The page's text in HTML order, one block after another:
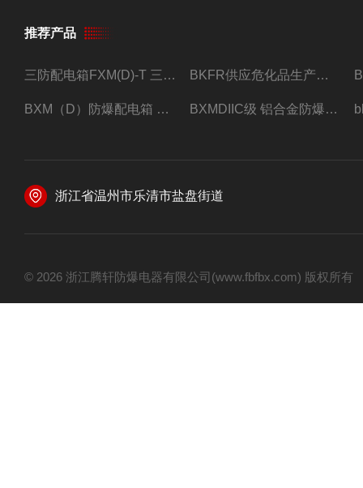
推荐产品
三防配电箱FXM(D)-T 三防型黑色工程塑料 BKFR供应危化品生产车间1.5匹2匹3匹5匹防爆空调
BXM（D）防爆配电箱 防爆照明动力箱厂家 定做 BXMDIIC级 铝合金防爆照明动力配电箱 加工定做
浙江省温州市乐清市盐盘街道
© 2026 浙江腾轩防爆电器有限公司(www.fbfbx.com) 版权所